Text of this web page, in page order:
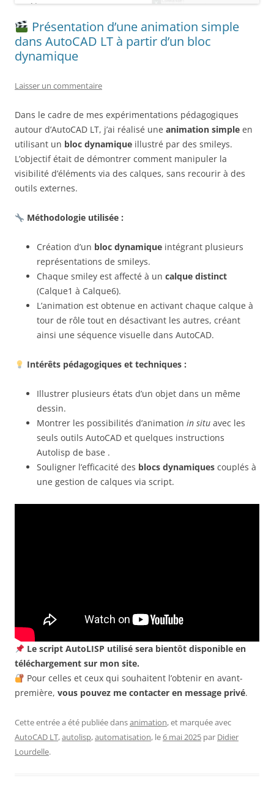
Présentation d’une animation simple
dans AutoCAD LT à partir d’un bloc
dynamique
Laisser un commentaire
Dans le cadre de mes expérimentations pédagogiques
autour d’AutoCAD LT, j’ai réalisé une animation simple en
utilisant un bloc dynamique illustré par des smileys.
L’objectif était de démontrer comment manipuler la
visibilité d’éléments via des calques, sans recourir à des
outils externes.
Méthodologie utilisée :
Création d’un bloc dynamique intégrant plusieurs
représentations de smileys.
Chaque smiley est affecté à un calque distinct
(Calque1 à Calque6).
L’animation est obtenue en activant chaque calque à
tour de rôle tout en désactivant les autres, créant
ainsi une séquence visuelle dans AutoCAD.
Intérêts pédagogiques et techniques :
Illustrer plusieurs états d’un objet dans un même
dessin.
Montrer les possibilités d’animation in situ avec les
seuls outils AutoCAD et quelques instructions
Autolisp de base .
Souligner l’efficacité des blocs dynamiques couplés à
une gestion de calques via script.
Le script AutoLISP utilisé sera bientôt disponible en
téléchargement sur mon site.
Pour celles et ceux qui souhaitent l’obtenir en avant-
première, vous pouvez me contacter en message privé.
Cette entrée a été publiée dansanimation, et marquée avec
AutoCAD LT,autolisp,automatisation, le6 mai 2025 par Didier
Lourdelle.